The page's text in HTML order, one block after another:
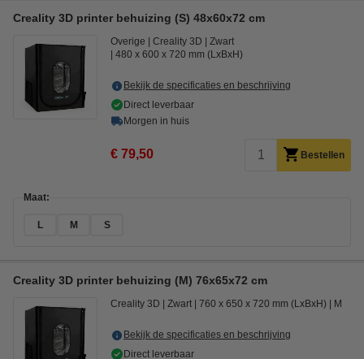
Creality 3D printer behuizing (S) 48x60x72 cm
Overige Creality 3D
Zwart
480 x 600 x 720 mm (LxBxH)
Bekijk de specificaties en beschrijving
Direct leverbaar
Morgen in huis
€ 79,50 Bestellen
Maat:
L M S
Creality 3D printer behuizing (M) 76x65x72 cm
Creality 3D Zwart 760 x 650 x 720 mm (LxBxH) M
Bekijk de specificaties en beschrijving
Direct leverbaar